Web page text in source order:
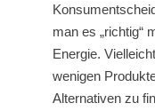
man es „richtig“
Energie.
wenigen
Alternativen zu